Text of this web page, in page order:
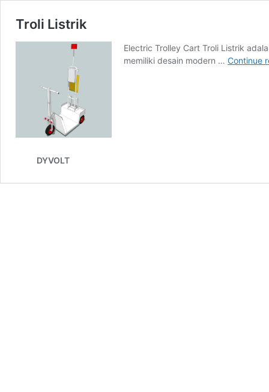
Troli Listrik
Electric Trolley Cart Troli Listrik
memiliki desain modern … Continue
DYVOLT